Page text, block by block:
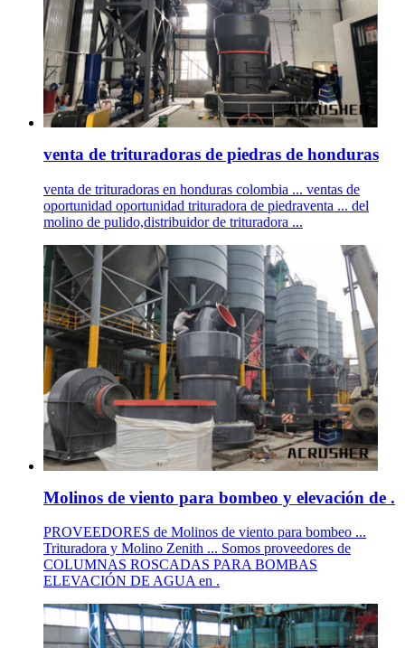
venta de trituradoras de piedras de honduras
venta de trituradoras en honduras colombia ... ventas de
oportunidad oportunidad trituradora de piedraventa ... del
molino de pulido,distribuidor de trituradora ...
Molinos de viento para bombeo y elevación de .
PROVEEDORES de Molinos de viento para bombeo ...
Trituradora y Molino Zenith ... Somos proveedores de
COLUMNAS ROSCADAS PARA BOMBAS
ELEVACIÓN DE AGUA en .